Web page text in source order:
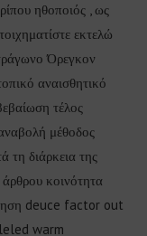
ηθοποιός , ως
εκτελώ
Όρεγκον
αναισθητικό
τέλος
μέθοδος
τη διάρκεια της
κοινότητα
deuce factor out
warm